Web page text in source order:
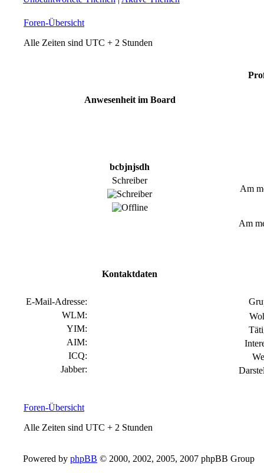
Foren-Übersicht
Alle Zeiten sind UTC + 2 Stunden
Anwesenheit im Board
bcbjnjsdh
Schreiber
Am
Am
Kontaktdaten
E-Mail-Adresse:
WLM:
YIM:
AIM:
ICQ:
Jabber:
Foren-Übersicht
Alle Zeiten sind UTC + 2 Stunden
Powered by phpBB © 2000, 2002, 2005, 2007 phpBB Group